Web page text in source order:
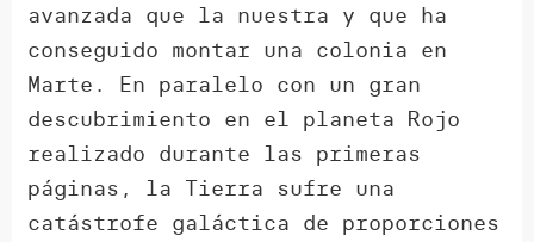
avanzada que la nuestra y que ha
conseguido montar una colonia en
Marte. En paralelo con un gran
descubrimiento en el planeta Rojo
realizado durante las primeras
páginas, la Tierra sufre una
catástrofe galáctica de proporciones